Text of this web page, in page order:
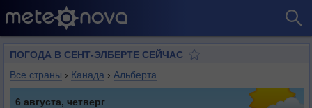
ПОГОДА В СЕНТ-ЭЛБЕРТЕ СЕЙЧАС
Все страны › Канада › Альберта
6 августа, четверг